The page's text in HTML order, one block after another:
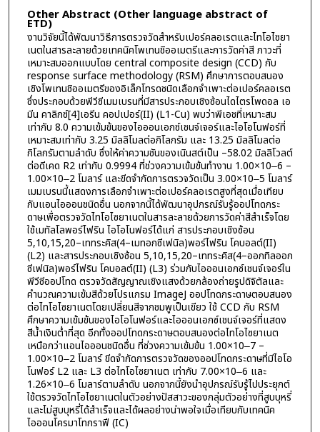
Other Abstract (Other language abstract of
ETD)
งานวิจัยนี้ได้พัฒนาวิธีการตรวจวัดสำหรับเปอร์คลอเรตและไทโอไซยา
เนตในสารละลายด้วยเทคนิคโพเทนชิออเมตรีและการวัดค่าสี ภาวะที่
เหมาะสมออกแบบโดย central composite design (CCD) กับ
response surface methodology (RSM) ศึกษาการตอบสนอง
เชิงโพเทนชิออเมตรีของอิเล็กโทรดชนิดเลือกจำเพาะต่อเปอร์คลอเรต
ซึ่งประกอบด้วยพีวีซีเมมเบรนที่มีสารประกอบเชิงซ้อนไดไตรโพดอล เอ
มีน คาลิกซ์[4]เอรีน คอปเปอร์(II) (L1-Cu) พบว่าพีเอชที่เหมาะสม
เท่ากับ 8.0 ความเข้มข้นของไอออนเอกซ์เชนจ์เจอร์และไอโอโนฟอร์ที่
เหมาะสมเท่ากับ 3.25 มิลลิโมลต่อกิโลกรัม และ 13.25 มิลลิโมลต่อ
กิโลกรัมตามลำดับ ซึ่งให้ค่าความชันของเนินสต์เป็น –58.02 มิลลิโวลต์
ต่อดีเคด R2 เท่ากับ 0.9994 ที่ช่วงความเข้มข้นทำงาน 1.00×10‒6 –
1.00×10‒2 โมลาร์ และขีดจำกัดการตรวจวัดเป็น 3.00×10‒5 โมลาร์
เมมเบรนนี้แสดงการเลือกจำเพาะต่อเปอร์คลอเรตสูงที่สุดเมื่อเทียบ
กับแอนไอออนชนิดอื่น นอกจากนี้ได้พัฒนาอุปกรณ์รับรู้ออปโทดกระ
ดาษเพื่อตรวจวัดไทโอไซยาเนตในสารละลายด้วยการวัดค่าสีสำเร็จโดย
ใช้เมทัลโลพอร์ไฟริน ไอโอโนฟอร์ได้แก่ สารประกอบเชิงซ้อน
5,10,15,20–เททระคิส(4–เมทอกซีเฟนิล)พอร์ไฟริน โคบอลต์(II)
(L2) และสารประกอบเชิงซ้อน 5,10,15,20–เททระคิส(4–ออกทิลออก
ซีเฟนิล)พอร์ไฟริน โคบอลต์(II) (L3) ร่วมกับไอออนเอกซ์เชนจ์เจอร์ใน
พีวีซีออปโทด ตรวจวัดสัญญาณเชิงแสงด้วยกล้องถ่ายรูปดิจิตัลและ
คำนวณความเข้มสีด้วยโปรแกรม ImageJ ออปโทดกระดาษตอบสนอง
ต่อไทโอไซยาเนตโดยเปลี่ยนสีจากชมพูเป็นเขียว ใช้ CCD กับ RSM
ศึกษาความเข้มข้นของไอโอโนฟอร์และไอออนเอกซ์เชนจ์เจอร์ที่แสดง
สีน้ำเงินต่ำที่สุด อีกทั้งออปโทดกระดาษตอบสนองต่อไทโอไซยาเนต
เหนือกว่าแอนไอออนชนิดอื่น ที่ช่วงความเข้มข้น 1.00×10‒7 –
1.00×10‒2 โมลาร์ ขีดจำกัดการตรวจวัดของออปโทดกระดาษที่มีไอโอ
โนฟอร์ L2 และ L3 ต่อไทโอไซยาเนต เท่ากับ 7.00×10‒6 และ
1.26×10‒6 โมลาร์ตามลำดับ นอกจากนี้ยังนำอุปกรณ์รับรู้ไปประยุกต์
ใช้ตรวจวัดไทโอไซยาเนตในตัวอย่างปัสสาวะของกลุ่มตัวอย่างที่สูบบุหรี่
และไม่สูบบุหรี่ได้สำเร็จและได้ผลอย่างน่าพอใจเมื่อเทียบกับเทคนิค
ไอออนโครมาโทกราฟี (IC)